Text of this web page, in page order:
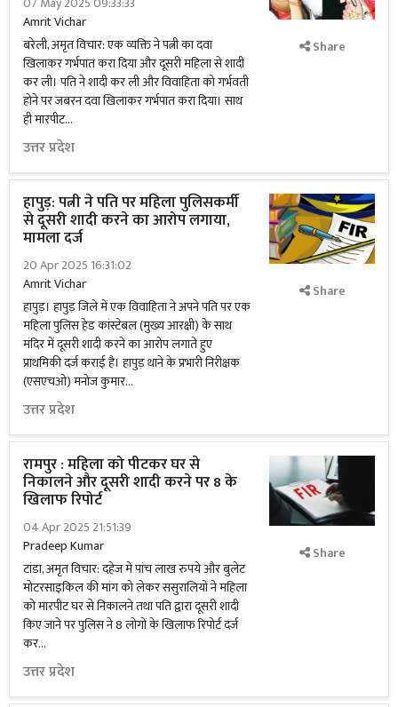
Amrit Vichar
बरेली, अमृत विचार: एक व्यक्ति ने पत्नी का दवा
खिलाकर गर्भपात करा दिया और दूसरी महिला से शादी
कर ली। पति ने शादी कर ली और विवाहिता को गर्भवती
होने पर जबरन दवा खिलाकर गर्भपात करा दिया। साथ
ही मारपीट...
उत्तर प्रदेश
Share
हापुड़: पत्नी ने पति पर महिला पुलिसकर्मी
से दूसरी शादी करने का आरोप लगाया,
मामला दर्ज
20 Apr 2025 16:31:02
Amrit Vichar
हापुड़। हापुड़ जिले में एक विवाहिता ने अपने पति पर एक
महिला पुलिस हेड कांस्टेबल (मुख्य आरक्षी) के साथ
मंदिर में दूसरी शादी करने का आरोप लगाते हुए
प्राथमिकी दर्ज कराई है। हापुड़ थाने के प्रभारी निरीक्षक
(एसएचओ) मनोज कुमार...
उत्तर प्रदेश
Share
रामपुर : महिला को पीटकर घर से
निकालने और दूसरी शादी करने पर 8 के
खिलाफ रिपोर्ट
04 Apr 2025 21:51:39
Pradeep Kumar
टांडा, अमृत विचार: दहेज में पांच लाख रुपये और बुलेट
मोटरसाइकिल की मांग को लेकर ससुरालियों ने महिला
को मारपीट घर से निकालने तथा पति द्वारा दूसरी शादी
किए जाने पर पुलिस ने 8 लोगों के खिलाफ रिपोर्ट दर्ज
कर...
उत्तर प्रदेश
Share